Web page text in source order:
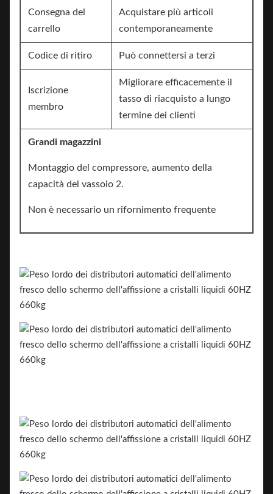
Consegna del
carrello
Acquistare più articoli
contemporaneamente
Codice di ritiro Può connettersi a terzi
Iscrizione
membro
Migliorare efficacemente il
tasso di riacquisto a lungo
termine dei clienti
Grandi magazzini
Montaggio del compressore, aumento della
capacità del vassoio 2.
Non è necessario un rifornimento frequente